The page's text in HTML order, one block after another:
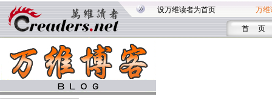
设万维读者为首页 万维
首 页